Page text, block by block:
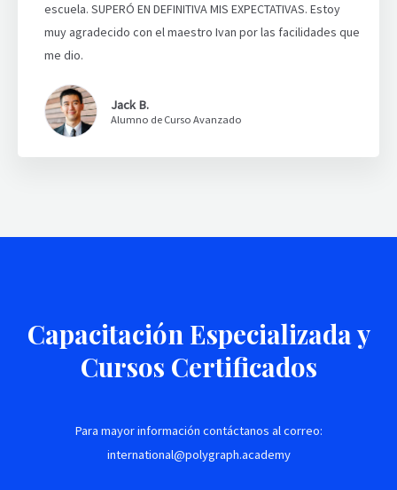
escuela. SUPERÓ EN DEFINITIVA MIS EXPECTATIVAS. Estoy
muy agradecido con el maestro Ivan por las facilidades que
me dio.
Jack B.
Alumno de Curso Avanzado
Capacitación Especializada y
Cursos Certificados
Para mayor información contáctanos al correo:
international@polygraph.academy